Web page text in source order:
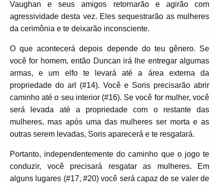
Vaughan e seus amigos retornarão e agirão com
agressividade desta vez. Eles sequestrarão as mulheres
da cerimônia e te deixarão inconsciente.
O que acontecerá depois depende do teu gênero. Se
você for homem, então Duncan irá lhe entregar algumas
armas, e um elfo te levará até a área externa da
propriedade do arl (#14). Você e Soris precisarão abrir
caminho até o seu interior (#16). Se você for mulher, você
será levada até a propriedade com o restante das
mulheres, mas após uma das mulheres ser morta e as
outras serem levadas, Soris aparecerá e te resgatará.
Portanto, independentemente do caminho que o jogo te
conduzir, você precisará resgatar as mulheres. Em
alguns lugares (#17, #20) você será capaz de se valer de